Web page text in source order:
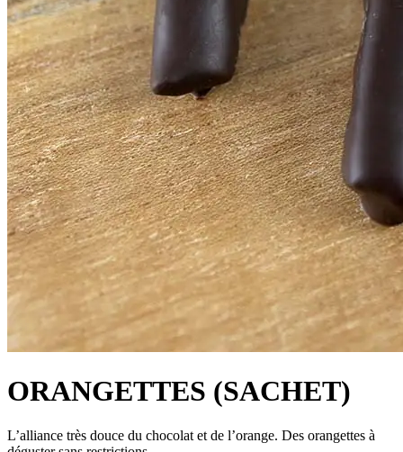
ORANGETTES (SACHET)
L’alliance très douce du chocolat et de l’orange. Des orangettes à